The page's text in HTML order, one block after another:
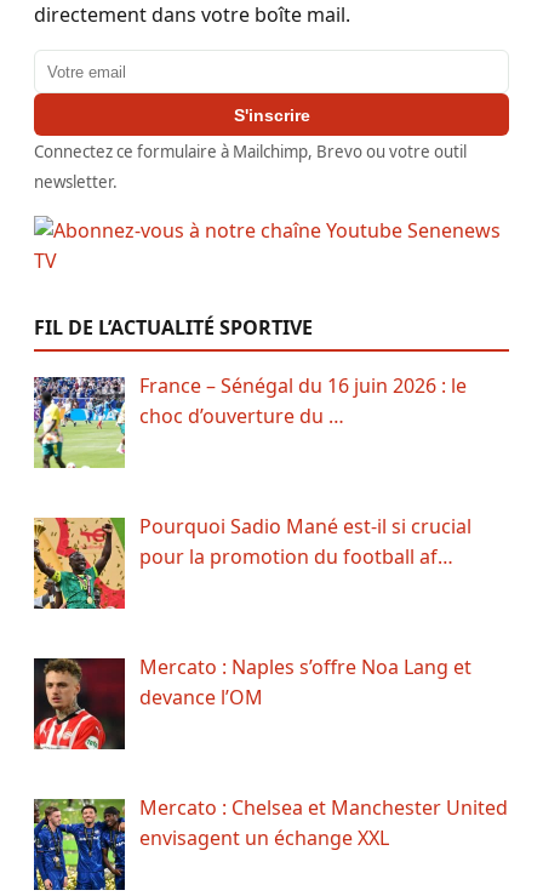
directement dans votre boîte mail.
Adresse email
S'inscrire
Connectez ce formulaire à Mailchimp, Brevo ou votre outil
newsletter.
FIL DE L’ACTUALITÉ SPORTIVE
France – Sénégal du 16 juin 2026 : le
choc d’ouverture du …
Pourquoi Sadio Mané est-il si crucial
pour la promotion du football af…
Mercato : Naples s’offre Noa Lang et
devance l’OM
Mercato : Chelsea et Manchester United
envisagent un échange XXL